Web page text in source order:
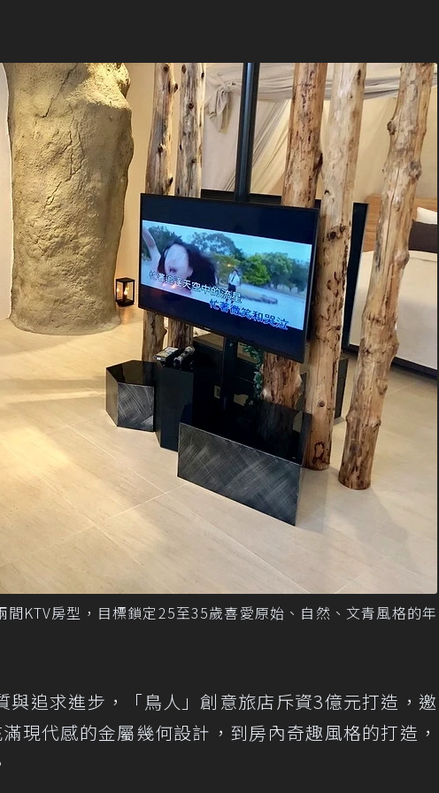
KTV房型，目標鎖定25至35歲喜愛原始、自然、文青風格的年
追求進步，「鳥人」創意旅店斥資3億元打造，邀
現代感的金屬幾何設計，到房內奇趣風格的打造，